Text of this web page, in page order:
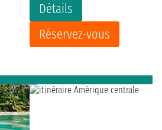
Détails
Réservez-vous